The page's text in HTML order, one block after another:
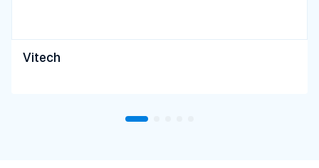
Vitech